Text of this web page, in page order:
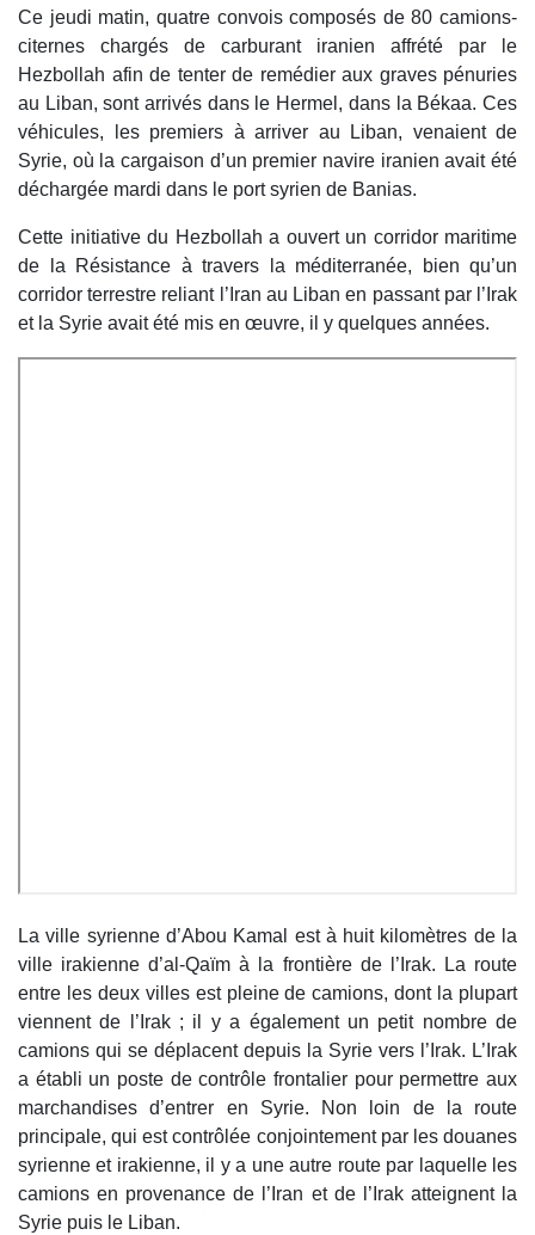
Ce jeudi matin, quatre convois composés de 80 camions-
citernes chargés de carburant iranien affrété par le
Hezbollah afin de tenter de remédier aux graves pénuries
au Liban, sont arrivés dans le Hermel, dans la Békaa. Ces
véhicules, les premiers à arriver au Liban, venaient de
Syrie, où la cargaison d’un premier navire iranien avait été
déchargée mardi dans le port syrien de Banias.
Cette initiative du Hezbollah a ouvert un corridor maritime
de la Résistance à travers la méditerranée, bien qu’un
corridor terrestre reliant l’Iran au Liban en passant par l’Irak
et la Syrie avait été mis en œuvre, il y quelques années.
La ville syrienne d’Abou Kamal est à huit kilomètres de la
ville irakienne d’al-Qaïm à la frontière de l’Irak. La route
entre les deux villes est pleine de camions, dont la plupart
viennent de l’Irak ; il y a également un petit nombre de
camions qui se déplacent depuis la Syrie vers l’Irak. L’Irak
a établi un poste de contrôle frontalier pour permettre aux
marchandises d’entrer en Syrie. Non loin de la route
principale, qui est contrôlée conjointement par les douanes
syrienne et irakienne, il y a une autre route par laquelle les
camions en provenance de l’Iran et de l’Irak atteignent la
Syrie puis le Liban.